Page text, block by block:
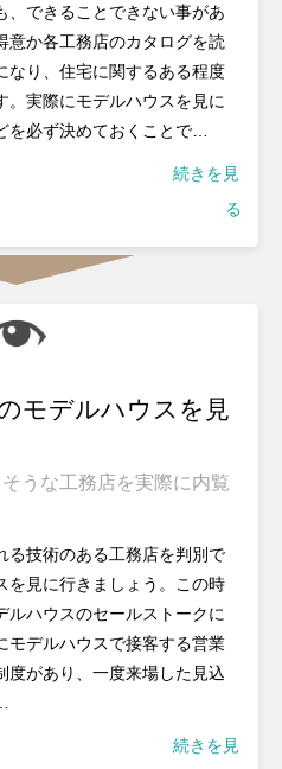
、できることできない事があ
意か各工務店のカタログを読
なり、住宅に関するある程度
。実際にモデルハウスを見に
を必ず決めておくことで…
続きを見
る
モデルハウスを見
うな工務店を実際に内覧
る技術のある工務店を判別で
を見に行きましょう。この時
ルハウスのセールストークに
モデルハウスで接客する営業
度があり、一度来場した見込
続きを見